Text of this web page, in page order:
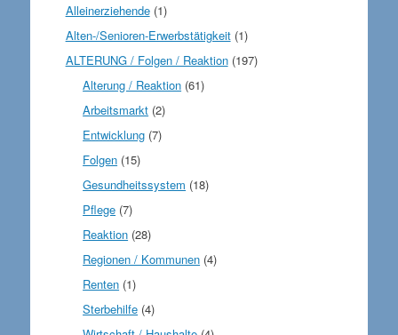
Alleinerziehende(1)
Alten-/Senioren-Erwerbstätigkeit(1)
ALTERUNG / Folgen / Reaktion(197)
Alterung / Reaktion (61)
Arbeitsmarkt (2)
Entwicklung (7)
Folgen (15)
Gesundheitssystem (18)
Pflege (7)
Reaktion (28)
Regionen / Kommunen (4)
Renten (1)
Sterbehilfe (4)